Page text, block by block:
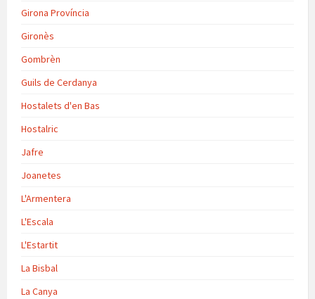
Girona Província
Gironès
Gombrèn
Guils de Cerdanya
Hostalets d'en Bas
Hostalric
Jafre
Joanetes
L'Armentera
L'Escala
L'Estartit
La Bisbal
La Canya